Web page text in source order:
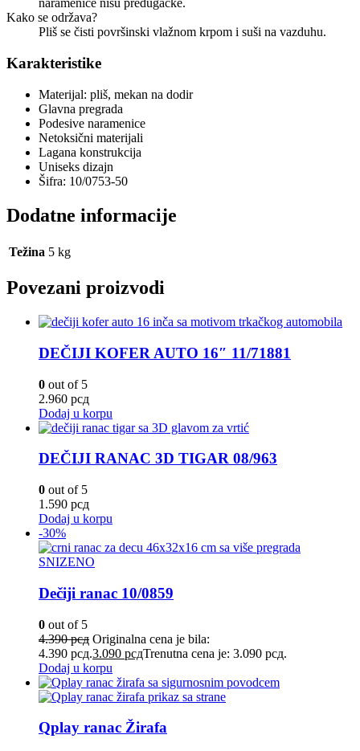
naramenice nisu predugačke.
Kako se održava?
Pliš se čisti površinski vlažnom krpom i suši na vazduhu.
Karakteristike
Materijal: pliš, mekan na dodir
Glavna pregrada
Podesive naramenice
Netoksični materijali
Lagana konstrukcija
Uniseks dizajn
Šifra: 10/0753-50
Dodatne informacije
Težina 5 kg
Povezani proizvodi
DEČIJI KOFER AUTO 16″ 11/71881
0 out of 5
2.960 рсд
Dodaj u korpu
DEČIJI RANAC 3D TIGAR 08/963
0 out of 5
1.590 рсд
Dodaj u korpu
-30%
SNIZENO
Dečiji ranac 10/0859
0 out of 5
4.390рсд Originalna cena je bila:
4.390 рсд.3.090 рсдTrenutna cena je: 3.090 рсд.
Dodaj u korpu
Qplay ranac Žirafa